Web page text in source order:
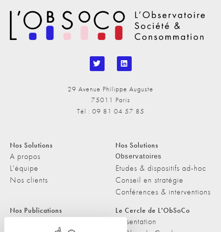
29 Avenue Philippe Auguste
75011 Paris
Tél : 09 81 04 57 85
Nos Solutions
A propos
L'équipe
Nos clients
Nos Solutions
Observatoires
Etudes & dispositifs ad-hoc
Conseil en stratégie
Conférences & interventions
Nos Publications Le Cercle de L'ObSoCo
Présentation